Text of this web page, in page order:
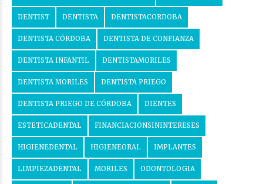
DENTIST DENTISTA DENTISTACORDOBA
DENTISTA CÓRDOBA DENTISTA DE CONFIANZA
DENTISTA INFANTIL DENTISTAMORILES
DENTISTA MORILES DENTISTA PRIEGO
DENTISTA PRIEGO DE CÓRDOBA DIENTES
ESTETICADENTAL FINANCIACIONSININTERESES
HIGIENEDENTAL HIGIENEORAL IMPLANTES
LIMPIEZADENTAL MORILES ODONTOLOGIA